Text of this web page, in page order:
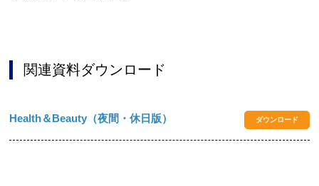
関連資料ダウンロード
Health＆Beauty（夜間・休日版） ダウンロード